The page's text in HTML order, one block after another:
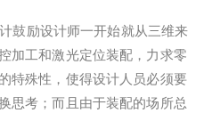
鼓励设计师一开始就从三维来
加工和激光定位装配，力求零
特殊性，使得设计人员必须要
思考；而且由于装配的场所总